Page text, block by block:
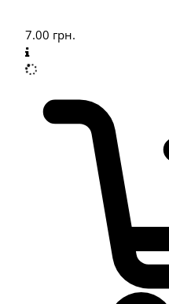
7.00 грн.